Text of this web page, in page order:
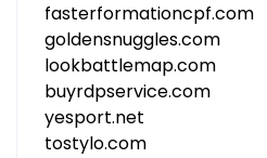
fasterformationcpf.com
goldensnuggles.com
lookbattlemap.com
buyrdpservice.com
yesport.net
tostylo.com